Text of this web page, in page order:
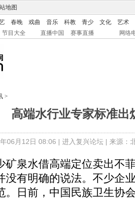
地图
春晚 戏曲 音乐 科教 青少 文化
艺术
节目大全 直播中国 赛事直播 网络
>
高端水行业专家标准出
06月12日 08:06 | 进入复兴论坛| 来源：
泉水借高端定位卖出不
没有明确的说法。不少企
。日前，中国民族卫生协